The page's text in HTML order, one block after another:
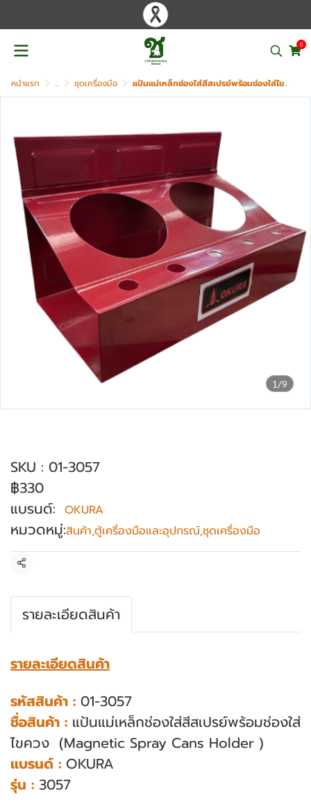
0
หน้าแรก ... ชุดเครื่องมือ แป้นแม่เหล็กช่องใส่สีสเปรย์พร้อมช่องใส่ไขควง OKURA รุ่น 3057
1/9
SKU : 01-3057
฿330
แบรนด์: OKURA
หมวดหมู่:สินค้า,ตู้เครื่องมือและอุปกรณ์,ชุดเครื่องมือ
แชร์
รายละเอียดสินค้า
รายละเอียดสินค้า
รหัสสินค้า : 01-3057
ชื่อสินค้า : แป้นแม่เหล็กช่องใส่สีสเปรย์พร้อมช่องใส่
ไขควง (Magnetic Spray Cans Holder )
แบรนด์ : OKURA
รุ่น : 3057